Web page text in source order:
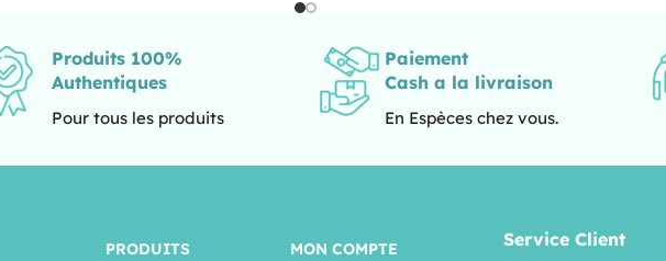
Produits 100%
Authentiques
Pour tous les produits
Paiement
Cash a la livraison
En Espèces chez vous.
PRODUITS
MON COMPTE
Service Client